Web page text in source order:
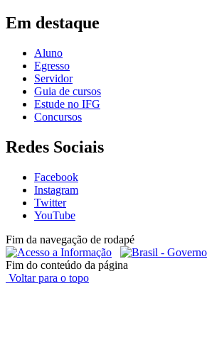
Em destaque
Aluno
Egresso
Servidor
Guia de cursos
Estude no IFG
Concursos
Redes Sociais
Facebook
Instagram
Twitter
YouTube
Fim da navegação de rodapé
Fim do conteúdo da página
Voltar para o topo